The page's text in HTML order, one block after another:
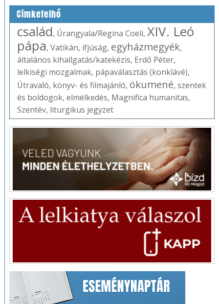
Címkefelhő
család, Úrangyala/Regina Coeli, XIV. Leó
pápa, Vatikán, ifjúság, egyházmegyék,
általános kihallgatás/katekézis, Erdő Péter,
lelkiségi mozgalmak, pápaválasztás (konklávé),
Útravaló, könyv- és filmajánló, ökumené, szentek
és boldogok, elmélkedés, Magnifica humanitas,
Szentév, liturgikus jegyzet